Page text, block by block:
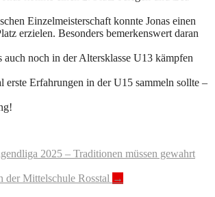
Einzelmeisterschaft konnte Jonas einen
erzielen. Besonders bemerkenswert daran
auch noch in der Altersklasse U13 kämpfen
erste Erfahrungen in der U15 sammeln sollte –
2025 – Traditionen müssen gewahrt
der Mittelschule Rosstal →